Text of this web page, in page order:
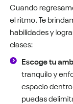
Cuando
el ritmo. Te
habilidades y
clases:
Escoge tu
tranquilo y
espacio
puedas